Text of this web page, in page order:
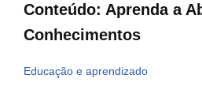
Conteúdo: Aprenda a
Conhecimentos
Educação e aprendizado